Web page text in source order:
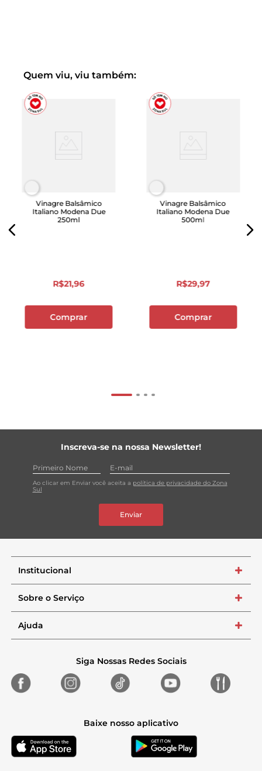
Quem viu, viu também:
Vinagre Balsâmico
Italiano Modena Due
250ml
R$21,96
Comprar
Vinagre Balsâmico
Italiano Modena Due
500ml
R$29,97
Comprar
Inscreva-se na nossa Newsletter!
Ao clicar em Enviar você aceita a política de privacidade do Zona
Sul
Enviar
Institucional +
Sobre o Serviço +
Ajuda +
Siga Nossas Redes Sociais
Baixe nosso aplicativo